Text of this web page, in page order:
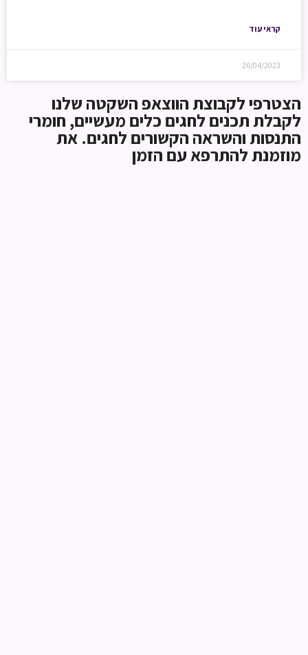
קראי עוד
26/04/2023
הצטרפי לקבוצת הווצאפ השקטה שלנו
לקבלת תכנים לחגים כלים מעשיים, חומרי
התנסות והשראה הקשורים לחגים. את
מוזמנת להתרפא עם הזמן